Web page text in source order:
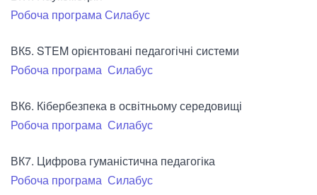
Робоча програмаСилабус
ВК5. STEM орієнтовані педагогічні системи
Робоча програма Силабус
ВК6. Кібербезпека в освітньому середовищі
Робоча програма Силабус
ВК7. Цифрова гуманістична педагогіка
Робоча програма Силабус